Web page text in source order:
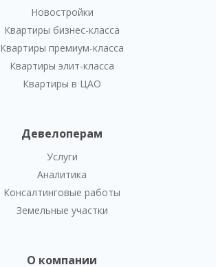
Новостройки
Квартиры бизнес-класса
Квартиры премиум-класса
Квартиры элит-класса
Квартиры в ЦАО
Девелоперам
Услуги
Аналитика
Консалтинговые работы
Земельные участки
О компании